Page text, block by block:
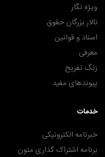
ویژه نگار
تالار بزرگان حقوق
اسناد و قوانین
معرفی
زنگ تفریح
پیوندهای مفید
خدمات
خبرنامه الکترونیکی
برنامه اشتراک گذاری متون